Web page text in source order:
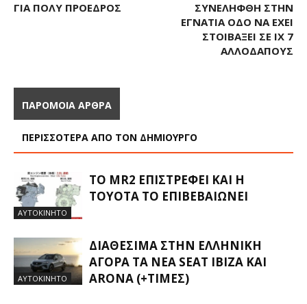
ΓΙΑ ΠΟΛΎ ΠΡΌΕΔΡΟΣ
ΣΥΝΕΛΉΦΘΗ ΣΤΗΝ
ΕΓΝΑΤΊΑ ΟΔΌ ΝΑ ΈΧΕΙ
ΣΤΟΙΒΆΞΕΙ ΣΕ ΙΧ 7
ΑΛΛΟΔΑΠΟΎΣ
ΠΑΡΟΜΟΙΑ ΑΡΘΡΑ
ΠΕΡΙΣΣΟΤΕΡΑ ΑΠΟ ΤΟΝ ΔΗΜΙΟΥΡΓΟ
ΑΥΤΟΚΙΝΗΤΟ
ΤΟ MR2 ΕΠΙΣΤΡΈΦΕΙ ΚΑΙ Η
TOYOTA ΤΟ ΕΠΙΒΕΒΑΙΏΝΕΙ
ΑΥΤΟΚΙΝΗΤΟ
ΔΙΑΘΈΣΙΜΑ ΣΤΗΝ ΕΛΛΗΝΙΚΉ
ΑΓΟΡΆ ΤΑ ΝΈΑ SEAT IBIZA ΚΑΙ
ARONA (+ΤΙΜΈΣ)